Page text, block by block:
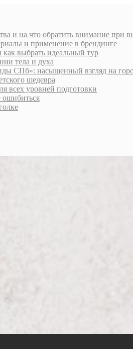
и на что обратить внимание при
и применение в брендинге
как выбрать идеальный тур
тела и духа
СПб»: насыщенный взгляд на
шедевра
всех уровней подготовки
ошибиться